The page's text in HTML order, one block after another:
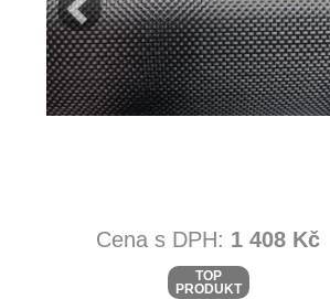
Cena s DPH: 1 408 Kč
TOP
PRODUKT